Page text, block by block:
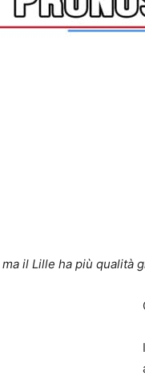
il Lille ha più qualità